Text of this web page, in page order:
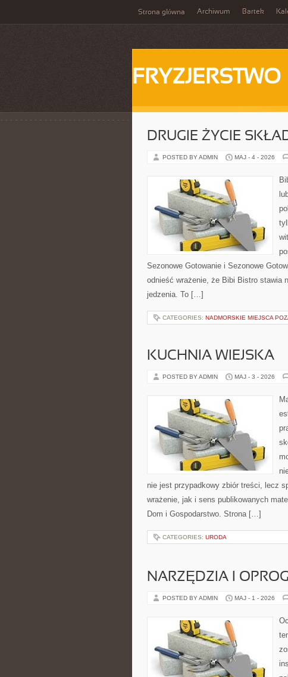
Strona główna Archiwum Bartek
FRYZJERSTWO
DRUGIE ŻYCIE
POSTED BY ADMIN MAJ - 4 - 2026
Sezonowe Gotowanie i Sezonowe
odnieść wrażenie, że Bibi Bistro stawia
jedzenia. To […]
CATEGORIES: NADMORSKIE MIEJSCA
KUCHNIA WIEJSKA
POSTED BY ADMIN MAJ - 3 - 2026
nie jest przypadkowy zbiór treści, lecz
wrażenie, jak i sens publikowanych
Dom i Gospodarstwo. Strona […]
CATEGORIES: URODA
NARZĘDZIA I
POSTED BY ADMIN MAJ - 1 - 2026